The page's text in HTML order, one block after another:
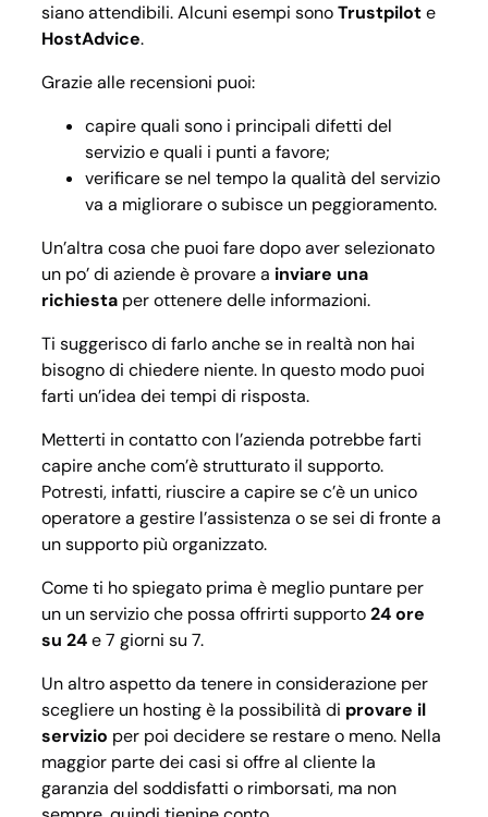
siano attendibili. Alcuni esempi sonoTrustpilote
HostAdvice.
Grazie alle recensioni puoi:
capire quali sono i principali difetti del
servizio e quali i punti a favore;
verificare se nel tempo la qualità del servizio
va a migliorare o subisce un peggioramento.
Un’altra cosa che puoi fare dopo aver selezionato
un po’ di aziende è provare a inviare una
richiesta per ottenere delle informazioni.
Ti suggerisco di farlo anche se in realtà non hai
bisogno di chiedere niente. In questo modo puoi
farti un’idea dei tempi di risposta.
Metterti in contatto con l’azienda potrebbe farti
capire anche com’è strutturato il supporto.
Potresti, infatti, riuscire a capire se c’è un unico
operatore a gestire l’assistenza o se sei di fronte a
un supporto più organizzato.
Come ti ho spiegato prima è meglio puntare per
un un servizio che possa offrirti supporto24 ore
su 24e 7 giorni su 7.
Un altro aspetto da tenere in considerazione per
scegliere un hosting è la possibilità di provare il
servizio per poi decidere se restare o meno. Nella
maggior parte dei casi si offre al cliente la
garanzia del soddisfatti o rimborsati, ma non